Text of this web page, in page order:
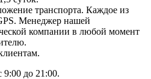
транспорта. Каждое из
Менеджер нашей
компании в любой момент
9:00 до 21:00.